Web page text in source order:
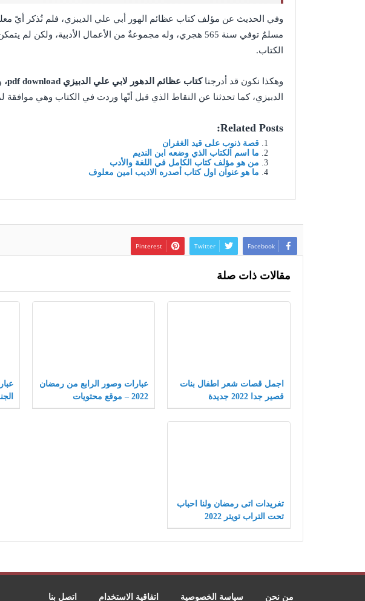
وفي الحديث عن مؤلف كتاب عظائم الهور أبي علي الديبزي، فلم تُذكر أيّ
مسلمٌ توفي سنة 565 هجري، وله مجموعةٌ من الأعمال الأدبية،
الكتاب.
وهكذا نكون قد أدرجنا كتاب عظائم الدهور لابي علي الدبيزي pdf download،
الدبيزي، كما تحدثنا عن النقاط الذي قيل أنّها وردت في الكتاب وهي موافقة
Related Posts:
قصة ذنوب على قيد الغفران
ما اسم الكتاب الذي وضعه ابن النديم
من هو مؤلف كتاب الكامل في اللغة والأدب
ما هو عنوان اول كتاب أصدره الاديب امين معلوف
Facebook
Twitter
Pinterest
مقالات ذات صلة
اجمل قصات شعر اطفال بنات
قصير جدا 2022 جديدة
عبارات وصور الرابع من رمضان
2022 – موقع محتويات
تغريدات اتى رمضان ولنا احباب
تحت التراب تويتر 2022
من نحن سياسة الخصوصية اتفاقية الاستخدام اتصل بنا